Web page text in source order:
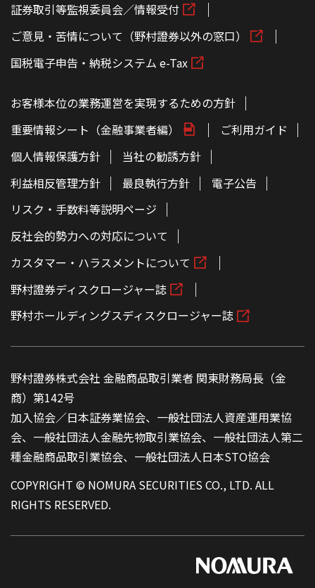
証券取引等監視委員会／情報受付
ご意見・苦情について（野村證券以外の窓口）
国税電子申告・納税システム e-Tax
お客様本位の業務運営を実現するための方針
重要情報シート（金融事業者編）
ご利用ガイド
個人情報保護方針
当社の勧誘方針
利益相反管理方針
最良執行方針
電子公告
リスク・手数料等説明ページ
反社会的勢力への対応について
カスタマー・ハラスメントについて
野村證券ディスクロージャー誌
野村ホールディングスディスクロージャー誌
野村證券株式会社 金融商品取引業者 関東財務局長（金
商）第142号
加入協会／日本証券業協会、一般社団法人資産運用業協
会、一般社団法人金融先物取引業協会、一般社団法人第二
種金融商品取引業協会、一般社団法人日本STO協会
COPYRIGHT © NOMURA SECURITIES CO., LTD. ALL
RIGHTS RESERVED.